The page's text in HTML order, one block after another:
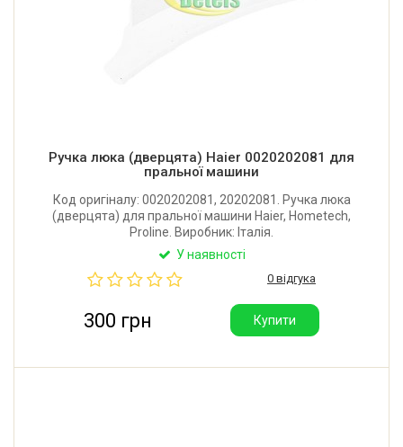
Ручка люка (дверцята) Haier 0020202081 для
пральної машини
Код оригіналу: 0020202081, 20202081. Ручка люка
(дверцята) для пральної машини Haier, Hometech,
Proline. Виробник: Італія.
У наявності
0 відгука
300 грн Купити